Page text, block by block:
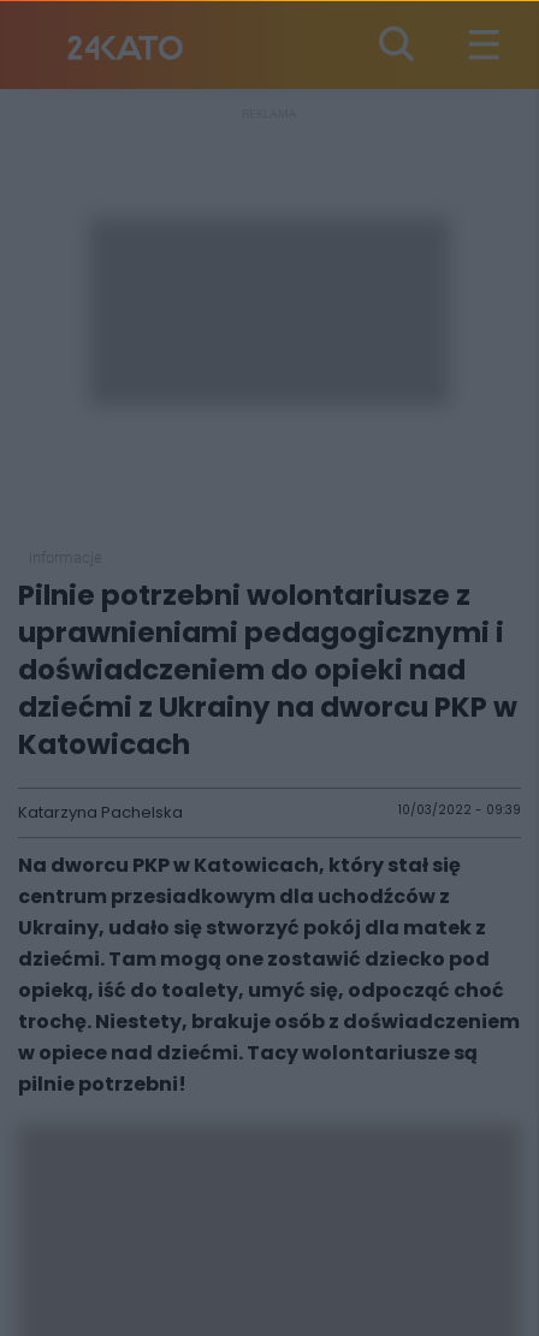
Pilnie potrzebni wolontariusze z
uprawnieniami pedagogicznymi i
doświadczeniem do opieki nad
dziećmi z Ukrainy na dworcu PKP w
Katowicach
Katarzyna Pachelska 10/03/2022 - 09:39
Na dworcu PKP w Katowicach, który stał się
centrum przesiadkowym dla uchodźców z
Ukrainy, udało się stworzyć pokój dla matek z
dziećmi. Tam mogą one zostawić dziecko pod
opieką, iść do toalety, umyć się, odpocząć choć
trochę. Niestety, brakuje osób z doświadczeniem
w opiece nad dziećmi. Tacy wolontariusze są
pilnie potrzebni!